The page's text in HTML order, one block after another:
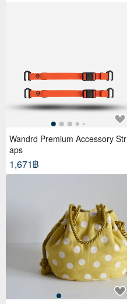
Wandrd Premium Accessory Str
aps
1,671฿